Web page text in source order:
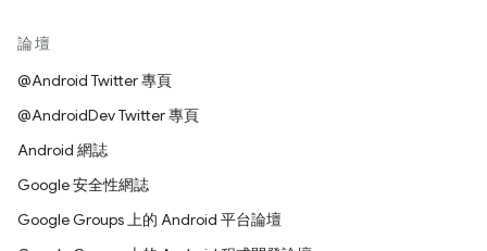
論壇
@Android Twitter 專頁
@AndroidDev Twitter 專頁
Android 網誌
Google 安全性網誌
Google Groups 上的 Android 平台論壇